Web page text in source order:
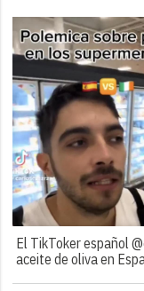
El TikToker español
aceite de oliva en